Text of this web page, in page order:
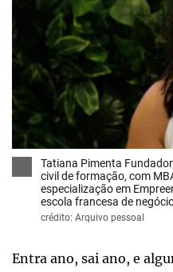
Tatiana Pimenta
civil de formação, com
especialização em
escola francesa de
crédito: Arquivo pessoal
Entra ano, sai ano, e